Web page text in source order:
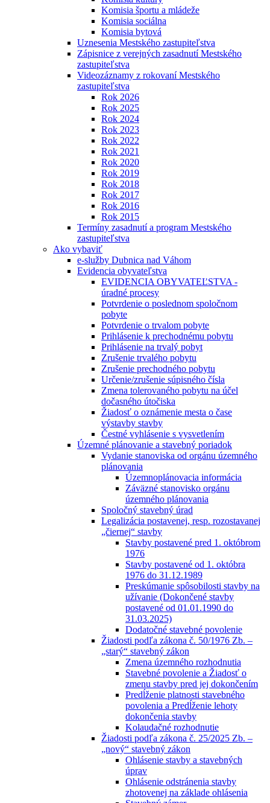
Komisia športu a mládeže
Komisia sociálna
Komisia bytová
Uznesenia Mestského zastupiteľstva
Zápisnice z verejných zasadnutí Mestského
zastupiteľstva
Videozáznamy z rokovaní Mestského
zastupiteľstva
Rok 2026
Rok 2025
Rok 2024
Rok 2023
Rok 2022
Rok 2021
Rok 2020
Rok 2019
Rok 2018
Rok 2017
Rok 2016
Rok 2015
Termíny zasadnutí a program Mestského
zastupiteľstva
Ako vybaviť
e-služby Dubnica nad Váhom
Evidencia obyvateľstva
EVIDENCIA OBYVATEĽSTVA -
úradné procesy
Potvrdenie o poslednom spoločnom
pobyte
Potvrdenie o trvalom pobyte
Prihlásenie k prechodnému pobytu
Prihlásenie na trvalý pobyt
Zrušenie trvalého pobytu
Zrušenie prechodného pobytu
Určenie/zrušenie súpisného čísla
Zmena tolerovaného pobytu na účel
dočasného útočiska
Žiadosť o oznámenie mesta o čase
výstavby stavby
Čestné vyhlásenie s vysvetlením
Územné plánovanie a stavebný poriadok
Vydanie stanoviska od orgánu územného
plánovania
Územnoplánovacia informácia
Záväzné stanovisko orgánu
územného plánovania
Spoločný stavebný úrad
Legalizácia postavenej, resp. rozostavanej
„čiernej“ stavby
Stavby postavené pred 1. októbrom
1976
Stavby postavené od 1. októbra
1976 do 31.12.1989
Preskúmanie spôsobilosti stavby na
užívanie (Dokončené stavby
postavené od 01.01.1990 do
31.03.2025)
Dodatočné stavebné povolenie
Žiadosti podľa zákona č. 50/1976 Zb. –
„starý“ stavebný zákon
Zmena územného rozhodnutia
Stavebné povolenie a Žiadosť o
zmenu stavby pred jej dokončením
Predĺženie platnosti stavebného
povolenia a Predĺženie lehoty
dokončenia stavby
Kolaudačné rozhodnutie
Žiadosti podľa zákona č. 25/2025 Zb. –
„nový“ stavebný zákon
Ohlásenie stavby a stavebných
úprav
Ohlásenie odstránenia stavby
zhotovenej na základe ohlásenia